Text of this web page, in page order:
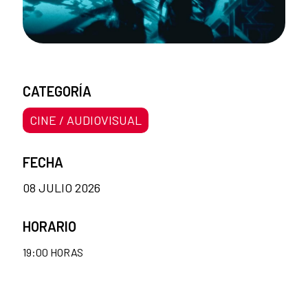
CATEGORÍA
CINE / AUDIOVISUAL
FECHA
08 JULIO 2026
HORARIO
19:00 HORAS